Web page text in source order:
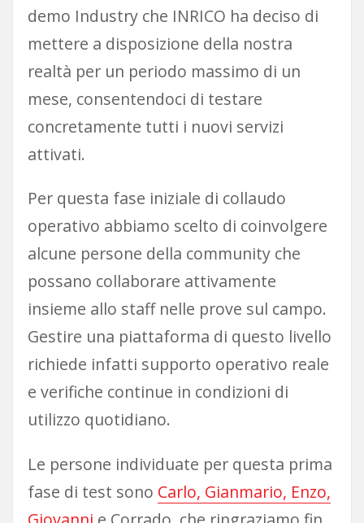
demo Industry che INRICO ha deciso di
mettere a disposizione della nostra
realtà per un periodo massimo di un
mese, consentendoci di testare
concretamente tutti i nuovi servizi
attivati.
Per questa fase iniziale di collaudo
operativo abbiamo scelto di coinvolgere
alcune persone della community che
possano collaborare attivamente
insieme allo staff nelle prove sul campo.
Gestire una piattaforma di questo livello
richiede infatti supporto operativo reale
e verifiche continue in condizioni di
utilizzo quotidiano.
Le persone individuate per questa prima
fase di test sono Carlo, Gianmario, Enzo,